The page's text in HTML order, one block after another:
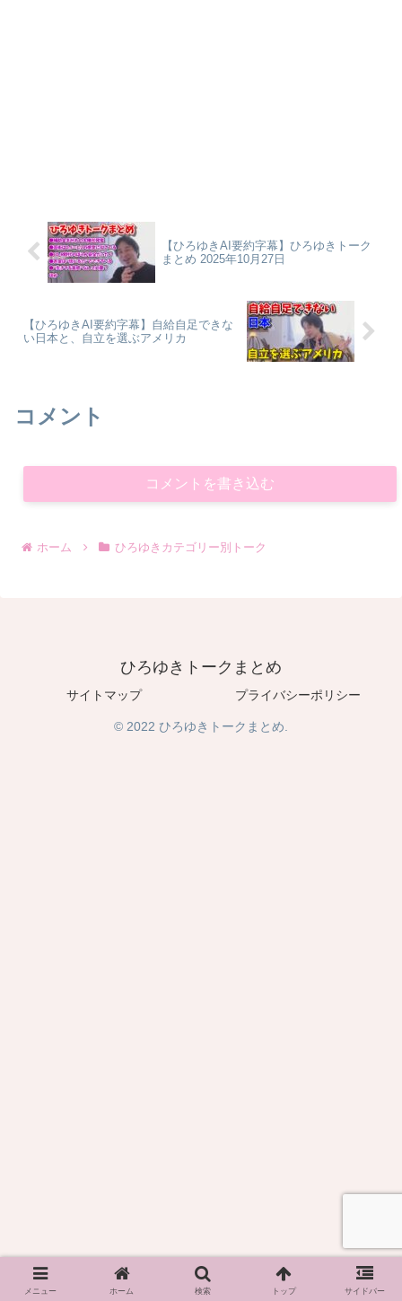
【ひろゆきAI要約字幕】ひろゆきトーク
まとめ 2025年10月27日
【ひろゆきAI要約字幕】自給自足できな
い日本と、自立を選ぶアメリカ
コメント
コメントを書き込む
ホーム ひろゆきカテゴリー別トーク
ひろゆきトークまとめ
サイトマップ プライバシーポリシー
© 2022 ひろゆきトークまとめ.
メニュー ホーム 検索 トップ サイドバー